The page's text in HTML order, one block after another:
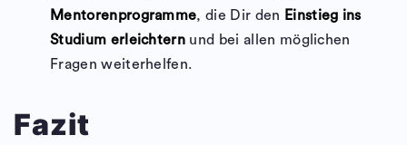
Mentorenprogramme, die Dir den Einstieg ins
Studium erleichtern und bei allen möglichen
Fragen weiterhelfen.
Fazit